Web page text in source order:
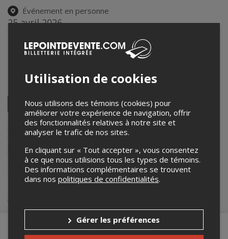
Événement en personne
25 avril 2026
La Grange du Presbytère
Facebook LinkedinPinterestEnvoyer
par
courriel
Lepointdevente.com agit à titre de mandataire pour
Presbytèredans le cadre de l’affichage en ligne et la vente de billets
pour ses événements.
Pour plus d’information à propos de cet événement, veuillez
contacter l’organisateur de l’événement,La Grange du Presbytère
info@soufflerlesbraises.com.
Achat de billets
Utilisation de cookies
Nous utilisons des témoins (cookies) pour
améliorer votre expérience de navigation, offrir
des fonctionnalités relatives à notre site et
analyser le trafic de nos sites.
En cliquant sur « Tout accepter », vous consentez
à ce que nous utilisions tous les types de témoins.
Des informations complémentaires se trouvent
dans nos politiques de confidentialités.
Gérer les préférences